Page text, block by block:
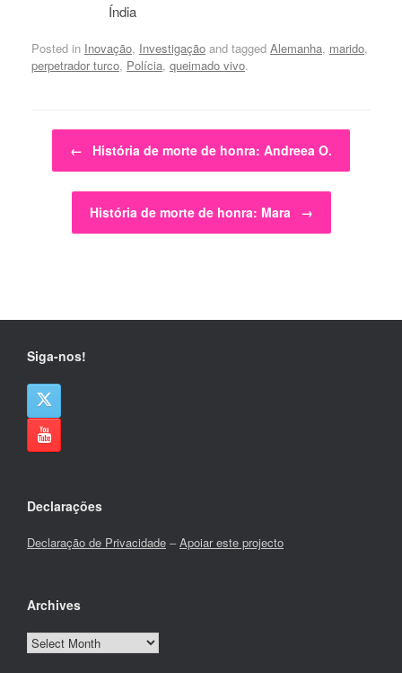
Índia
Posted in Inovação, Investigação and tagged Alemanha, marido,
perpetrador turco, Polícia, queimado vivo.
Post navigation
← História de morte de honra: Andreea O.
História de morte de honra: Mara →
Siga-nos!
Declarações
Declaração de Privacidade –Apoiar este projecto
Archives
Archives